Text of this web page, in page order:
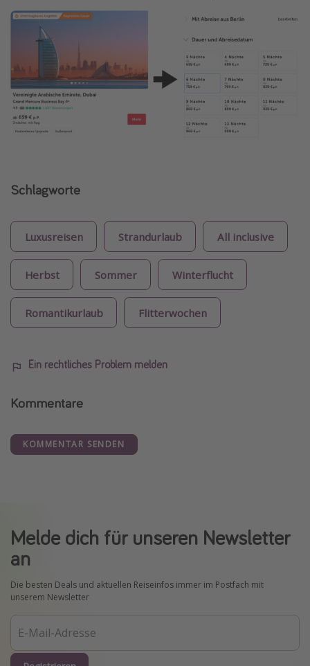
Schlagworte
Luxusreisen Strandurlaub All inclusive
Herbst Sommer Winterflucht
Romantikurlaub Flitterwochen
Ein rechtliches Problem melden
Kommentare
KOMMENTAR SENDEN
Melde dich für unseren Newsletter
an
Die besten Deals und aktuellen Reiseinfos immer im Postfach mit
unserem Newsletter